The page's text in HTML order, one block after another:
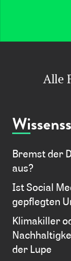
Alle
Bremst der
aus?
Ist Social
gepflegten
Klimakiller
der Lupe